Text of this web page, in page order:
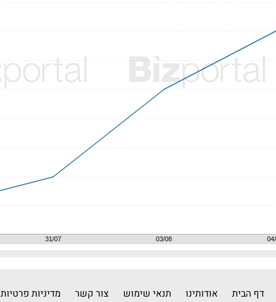
דף הבית אודותינו תנאי שימוש צור קשר מדיניות פרטיות